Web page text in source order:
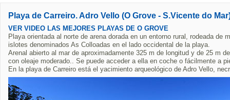
Playa de Carreiro. Adro Vello (O Grove - S.Vicente do
VER VIDEO LAS MEJORES PLAYAS DE O GROVE
Playa orientada al norte de arena dorada en un entorno rural, rodeada de
islotes denominados As Colloadas en el lado occidental de la playa.
Arenal abierto al mar de aproximadamente 325 m de longitud y de 25 m
con oleaje moderado.. Se puede acceder a ella en coche o fácilmente a
En la playa de Carreiro está el yacimiento arqueológico de Adro Vello,